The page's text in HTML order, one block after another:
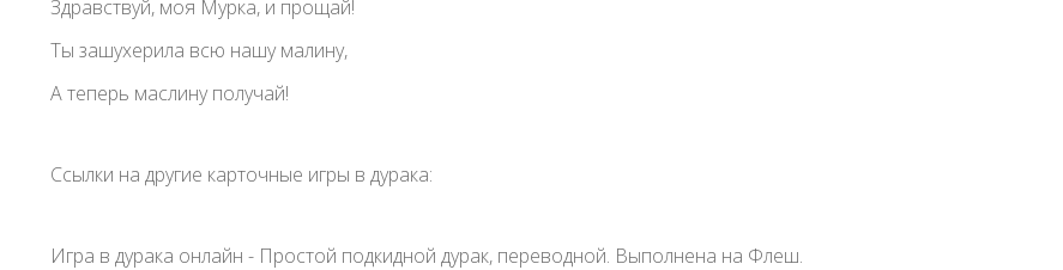
Здравствуй, моя Мурка, и прощай!
Ты зашухерила всю нашу малину,
А теперь маслину получай!
Ссылки на другие карточные игры в дурака:
Игра в дурака онлайн - Простой подкидной дурак, переводной. Выполнена на Флеш.